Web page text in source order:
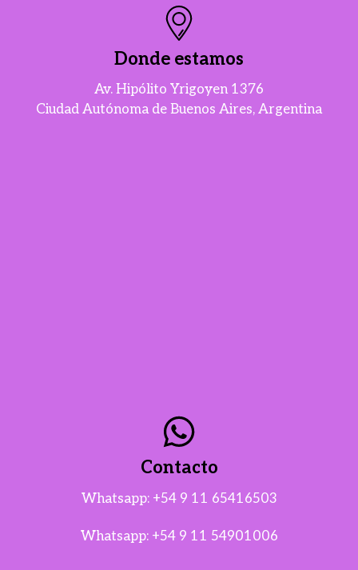
Donde estamos
Av. Hipólito Yrigoyen 1376
Ciudad Autónoma de Buenos Aires, Argentina
Contacto
Whatsapp: +54 9 11 65416503
Whatsapp: +54 9 11 54901006